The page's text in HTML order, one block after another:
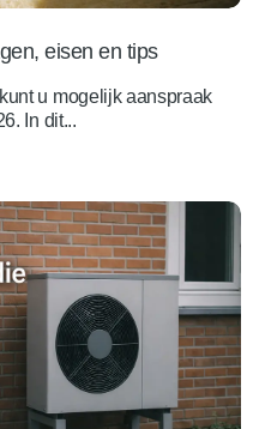
eisen en tips
u mogelijk aanspraak
In dit...